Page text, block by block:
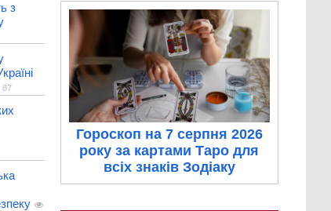
з
87
Гороскоп на 7 серпня 2026
року за картами Таро для
всіх знаків Зодіаку